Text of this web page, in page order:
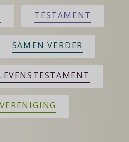
TESTAMENT
SAMEN VERDER